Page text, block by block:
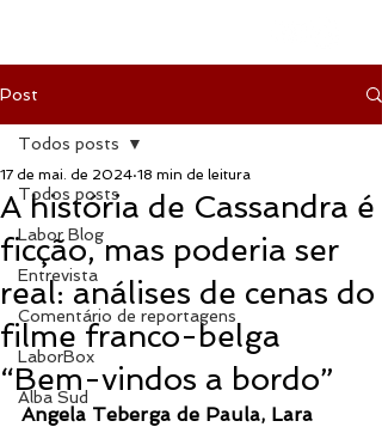
Post
Todos posts
Labor Blog
Entrevista
Comentário de reportagens
LaborBox
Alba Sud
Todos posts
A história de Cassandra é
ficção, mas poderia ser
real: análises de cenas do
filme franco-belga
“Bem-vindos a bordo”
17 de mai. de 2024 18 min de leitura
Angela Teberga de Paula, Lara